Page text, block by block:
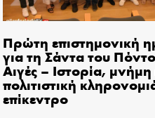
Πρώτη επιστημονική
για τη Σάντα του
Αιγές – Ιστορία, μνήμη
πολιτιστική
επίκεντρο